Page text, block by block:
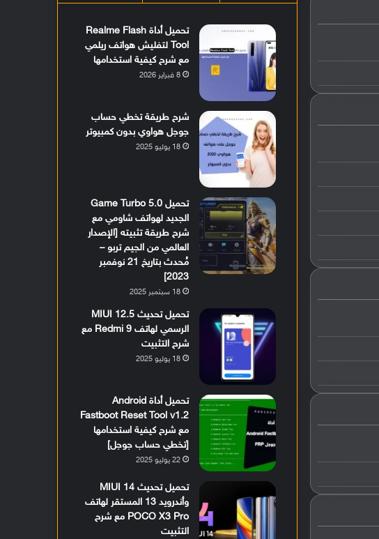
تحميل أداة Realme Flash
Tool لتفليش هواتف ريلمي
مع شرح كيفية استخدامها
8 فبراير 2026
شرح طريقة تخطي حساب
جوجل هواوي بدون كمبيوتر
18 يوليو 2025
تحميل Game Turbo 5.0
الجديد لهواتف شاومي مع
شرح طريقة تثبيته [الإصدار
العالمي من الجيم تربو –
مُحدث بتاريخ 21 نوفمبر
2023]
18 سبتمبر 2025
تحميل تحديث MIUI 12.5
الرسمي لهاتف Redmi 9 مع
شرح التثبيت
18 يوليو 2025
تحميل أداة Android
Fastboot Reset Tool v1.2
مع شرح كيفية استخدامها
[تخطي حساب جوجل]
22 يوليو 2025
تحميل تحديث MIUI 14
وأندرويد 13 المستقر لهاتف
POCO X3 Pro مع شرح
التثبيت